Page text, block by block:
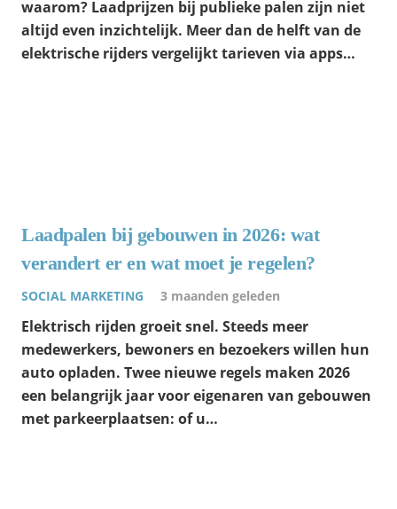
waarom? Laadprijzen bij publieke palen zijn niet
altijd even inzichtelijk. Meer dan de helft van de
elektrische rijders vergelijkt tarieven via apps…
Laadpalen bij gebouwen in 2026: wat
verandert er en wat moet je regelen?
SOCIAL MARKETING 3 maanden geleden
Elektrisch rijden groeit snel. Steeds meer
medewerkers, bewoners en bezoekers willen hun
auto opladen. Twee nieuwe regels maken 2026
een belangrijk jaar voor eigenaren van gebouwen
met parkeerplaatsen: of u…